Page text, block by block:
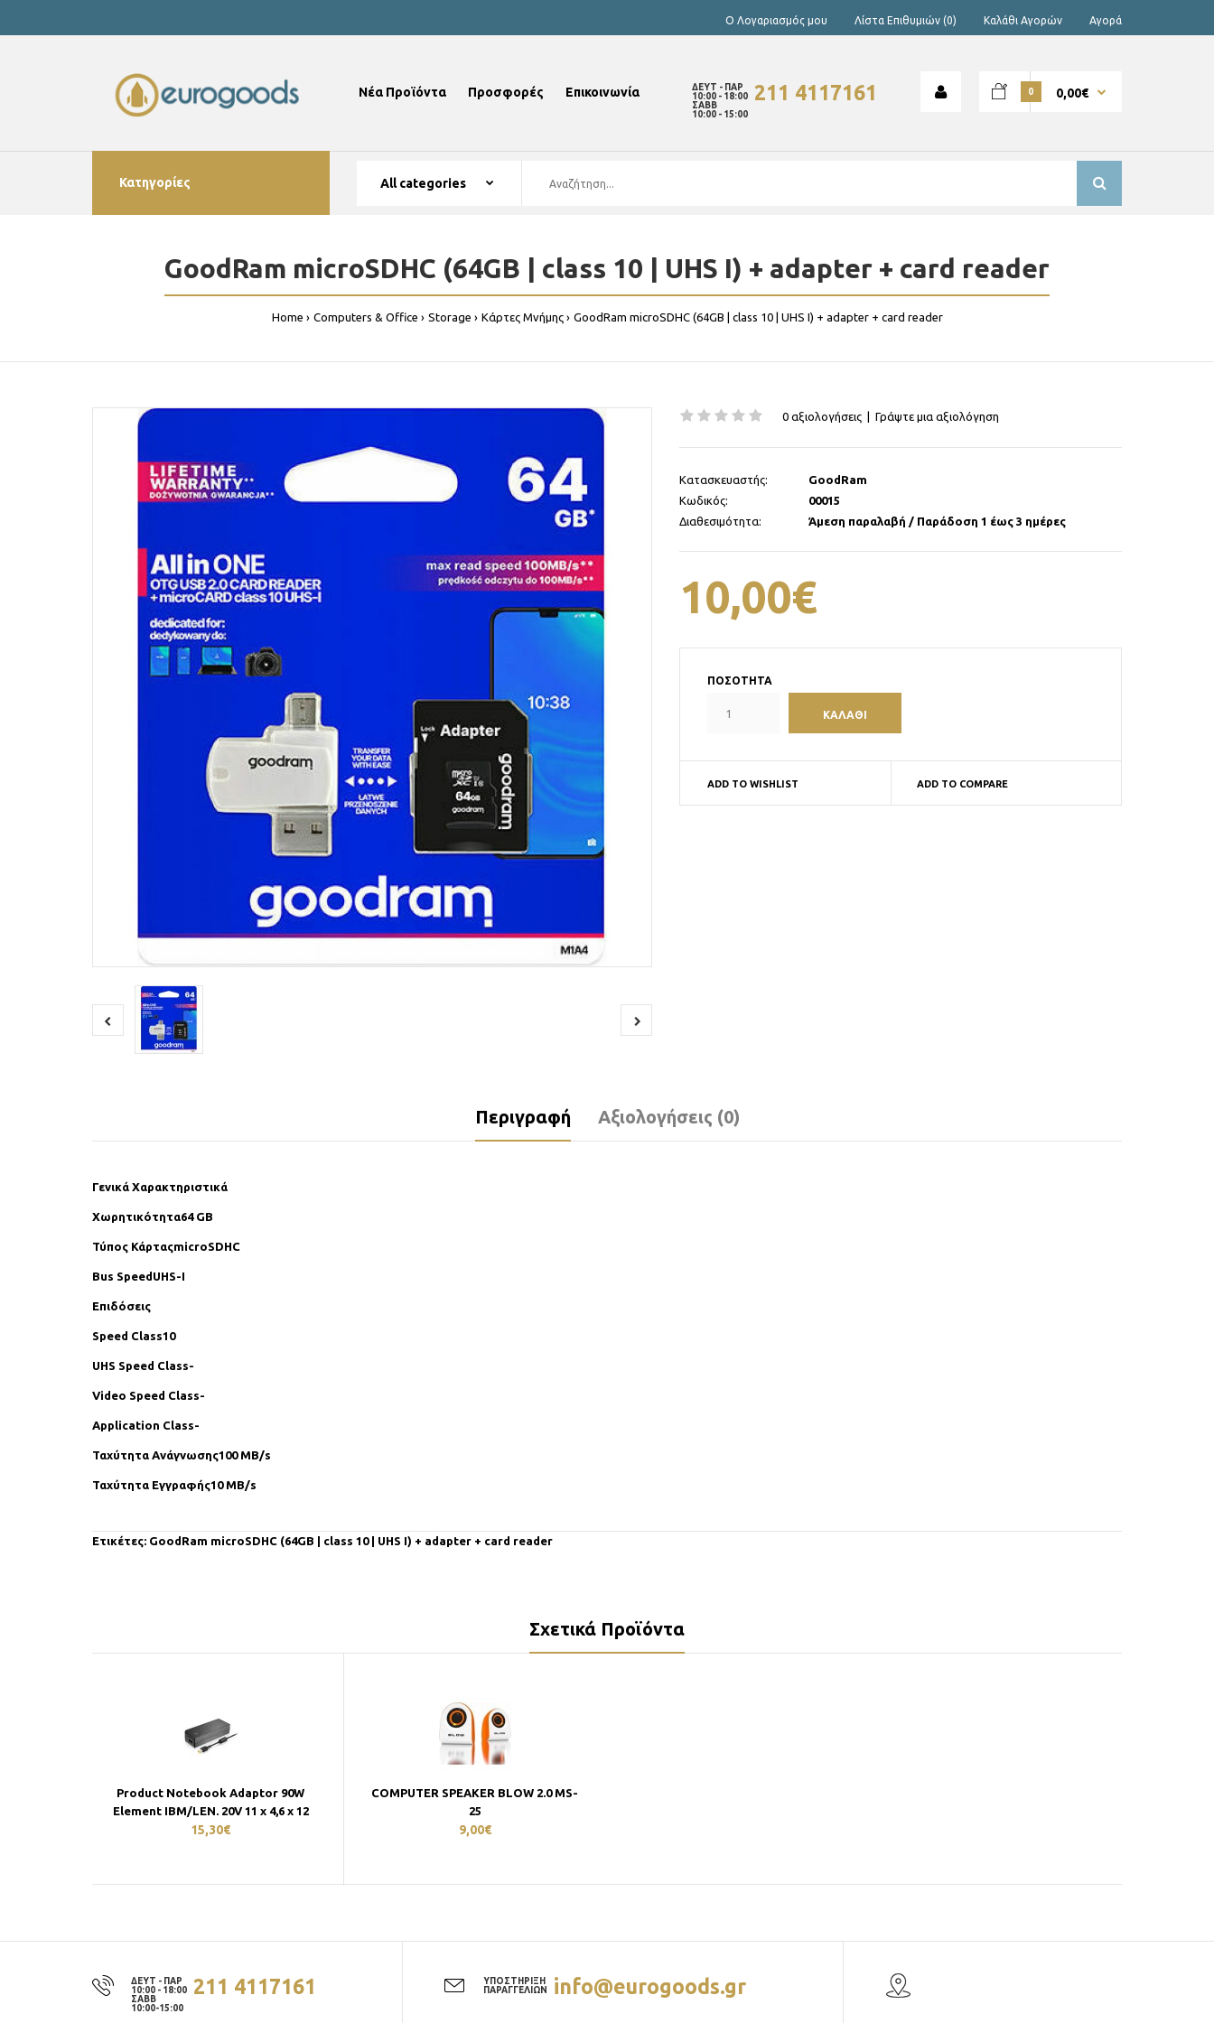
Ο Λογαριασμός μου Λίστα Επιθυμιών (0) Καλάθι Αγορών Αγορά
Νέα Προϊόντα Προσφορές Επικοινωνία
ΔΕΥΤ - ΠΑΡ
10:00 - 18:00
ΣΑΒΒ
10:00 - 15:00
211 4117161 0 0,00€
Κατηγορίες
GoodRam microSDHC (64GB | class 10 | UHS I) + adapter + card reader
Home Computers & Office Storage Κάρτες Μνήμης GoodRam microSDHC (64GB | class 10 | UHS I) + adapter + card reader
0 αξιολογήσεις Γράψτε μια αξιολόγηση
Κατασκευαστής:
GoodRam
Κωδικός:
00015
Διαθεσιμότητα:
Άμεση παραλαβή / Παράδοση 1 έως 3 ημέρες
10,00€
ΠΟΣΌΤΗΤΑ
ADD TO WISHLIST ADD TO COMPARE
Περιγραφή Αξιολογήσεις (0)
Γενικά Χαρακτηριστικά
Χωρητικότητα64 GB
Τύπος ΚάρταςmicroSDHC
Bus SpeedUHS-I
Επιδόσεις
Speed Class10
UHS Speed Class-
Video Speed Class-
Application Class-
Ταχύτητα Ανάγνωσης100 MB/s
Ταχύτητα Εγγραφής10 MB/s
Ετικέτες: GoodRam microSDHC (64GB | class 10 | UHS I) + adapter + card reader
Σχετικά Προϊόντα
Product Notebook Adaptor 90W
Element IBM/LEN. 20V 11 x 4,6 x 12
15,30€
COMPUTER SPEAKER BLOW 2.0 MS-
25
9,00€
ΔΕΥΤ - ΠΑΡ
10:00 - 18:00
ΣΑΒΒ
10:00-15:00
211 4117161
ΥΠΟΣΤΗΡΙΞΗ
ΠΑΡΑΓΓΕΛΙΩΝ
info@eurogoods.gr